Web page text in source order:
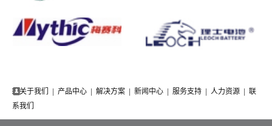
关于我们 |产品中心 |解决方案 |新闻中心 |服务支持 |人力资源 |联
系我们